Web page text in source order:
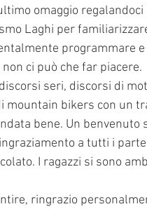
omaggio regalandoci
Laghi per
programmare
ci può che far piacere.
seri, discorsi di
mountain bikers con un
bene. Un
a tutti i
I ragazzi si sono
ringrazio